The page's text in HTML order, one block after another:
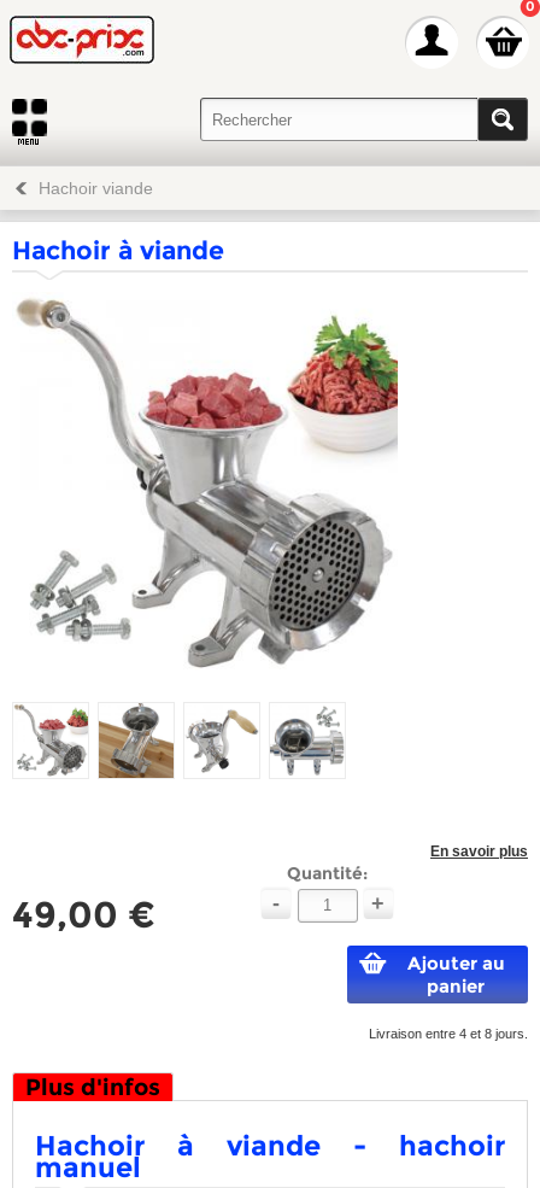
0
Hachoir viande
Hachoir à viande
En savoir plus
49,00 €
Quantité:
- +
Ajouter au
panier
Livraison entre 4 et 8 jours.
Plus d'infos
Hachoir à viande - hachoir
manuel